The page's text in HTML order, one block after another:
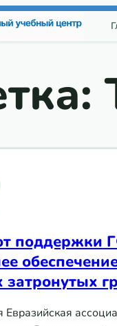
поддержки
Евразийская